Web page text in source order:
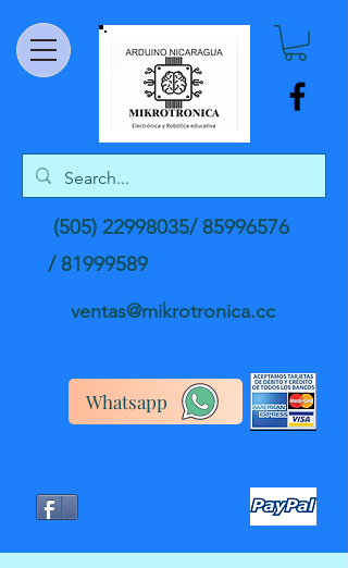
(505) 22998035/85996576
/81999589
ventas@mikrotronica.cc
Whatsapp